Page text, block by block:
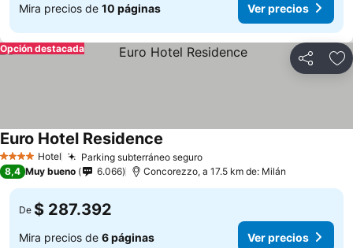
Mira precios de 10 páginas Ver precios
Compartir
Opción destacada
4 EstrellasHotel Parking subterráneo seguro
Euro Hotel Residence
8,4 Muy bueno 6.066 Concorezzo, a 17.5 km de: Milán
De $ 287.392
Mira precios de 6 páginas Ver precios